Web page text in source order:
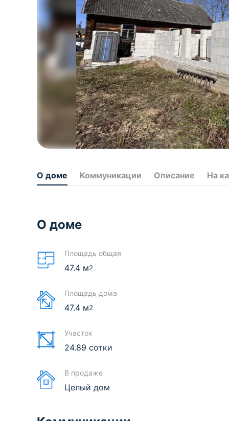
О доме Коммуникации Описание На
О доме
Площадь общая
47.4 м2
Площадь дома
47.4 м2
Участок
24.89 сотки
В продаже
Целый дом